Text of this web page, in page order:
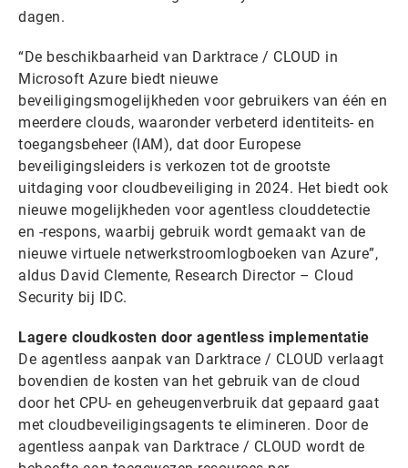
dagen.
“De beschikbaarheid van Darktrace / CLOUD in
Microsoft Azure biedt nieuwe
beveiligingsmogelijkheden voor gebruikers van één en
meerdere clouds, waaronder verbeterd identiteits- en
toegangsbeheer (IAM), dat door Europese
beveiligingsleiders is verkozen tot de grootste
uitdaging voor cloudbeveiliging in 2024. Het biedt ook
nieuwe mogelijkheden voor agentless clouddetectie
en -respons, waarbij gebruik wordt gemaakt van de
nieuwe virtuele netwerkstroomlogboeken van Azure”,
aldus David Clemente, Research Director – Cloud
Security bij IDC.
Lagere cloudkosten door agentless implementatie
De agentless aanpak van Darktrace / CLOUD verlaagt
bovendien de kosten van het gebruik van de cloud
door het CPU- en geheugenverbruik dat gepaard gaat
met cloudbeveiligingsagents te elimineren. Door de
agentless aanpak van Darktrace / CLOUD wordt de